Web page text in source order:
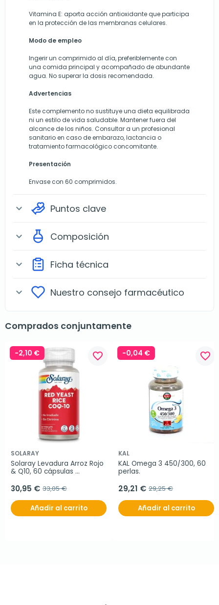
Vitamina E: aporta acción antioxidante que participa
en la protección de las membranas celulares.
Modo de empleo
Ingerir un comprimido al día, preferiblemente con
una comida principal y acompañado de abundante
agua. No superar la dosis recomendada.
Advertencias
Este complemento no sustituye una dieta equilibrada
ni un estilo de vida saludable. Mantener fuera del
alcance de los niños. Consultar a un profesional
sanitario en caso de embarazo, lactancia o
tratamiento farmacológico concomitante.
Presentación
Envase con 60 comprimidos.
expand_more Puntos clave
expand_more Composición
expand_more Ficha técnica
expand_more Nuestro consejo farmacéutico
Comprados conjuntamente
-2,10 € favorite_border
SOLARAY
Solaray Levadura Arroz Rojo
& Q10, 60 cápsulas
30,95 € 33,05 €
Añadir al carrito
-0,04 € favorite_border
KAL
KAL Omega 3 450/300, 60
perlas.
29,21 € 29,25 €
Añadir al carrito